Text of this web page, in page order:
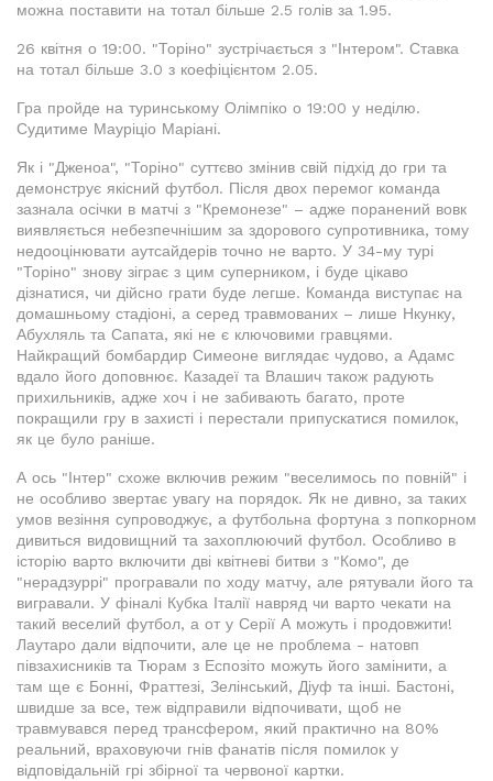
можна поставити на тотал більше 2.5 голів за 1.95.
26 квітня о 19:00. "Торіно" зустрічається з "Інтером". Ставка
на тотал більше 3.0 з коефіцієнтом 2.05.
Гра пройде на туринському Олімпіко о 19:00 у неділю.
Судитиме Мауріціо Маріані.
Як і "Дженоа", "Торіно" суттєво змінив свій підхід до гри та
демонструє якісний футбол. Після двох перемог команда
зазнала осічки в матчі з "Кремонезе" – адже поранений вовк
виявляється небезпечнішим за здорового супротивника, тому
недооцінювати аутсайдерів точно не варто. У 34-му турі
"Торіно" знову зіграє з цим суперником, і буде цікаво
дізнатися, чи дійсно грати буде легше. Команда виступає на
домашньому стадіоні, а серед травмованих – лише Нкунку,
Абухляль та Сапата, які не є ключовими гравцями.
Найкращий бомбардир Симеоне виглядає чудово, а Адамс
вдало його доповнює. Казадеї та Влашич також радують
прихильників, адже хоч і не забивають багато, проте
покращили гру в захисті і перестали припускатися помилок,
як це було раніше.
А ось "Інтер" схоже включив режим "веселимось по повній" і
не особливо звертає увагу на порядок. Як не дивно, за таких
умов везіння супроводжує, а футбольна фортуна з попкорном
дивиться видовищний та захоплюючий футбол. Особливо в
історію варто включити дві квітневі битви з "Комо", де
"нерадзуррі" програвали по ходу матчу, але рятували його та
вигравали. У фіналі Кубка Італії навряд чи варто чекати на
такий веселий футбол, а от у Серії А можуть і продовжити!
Лаутаро дали відпочити, але це не проблема - натовп
півзахисників та Тюрам з Еспозіто можуть його замінити, а
там ще є Бонні, Фраттезі, Зелінський, Діуф та інші. Бастоні,
швидше за все, теж відправили відпочивати, щоб не
травмувався перед трансфером, який практично на 80%
реальний, враховуючи гнів фанатів після помилок у
відповідальній грі збірної та червоної картки.